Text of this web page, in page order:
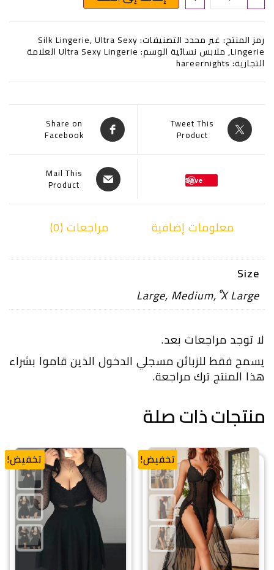
رمز المنتج: غير محدد التصنيفات: Silk Lingerie,Ultra Sexy
Lingerie
, ملابس نسائية الوسم: Ultra Sexy Lingerie العلامة
التجارية: hareernights
Tweet This
Product
Share on
Facebook
Save
Mail This
Product
معلومات إضافية مراجعات (0)
Size
Large, Medium,ْX Large
لا توجد مراجعات بعد.
يسمح فقط للزبائن مسجلي الدخول الذين قاموا بشراء
هذا المنتج ترك مراجعة.
منتجات ذات صلة
تخفيض! تخفيض!